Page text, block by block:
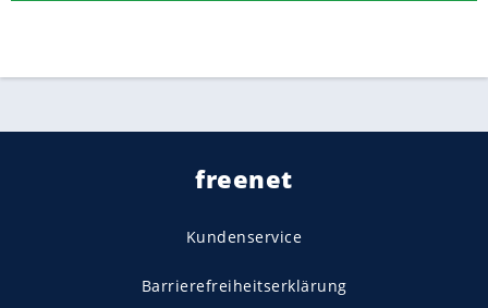
freenet
Kundenservice
Barrierefreiheitserklärung